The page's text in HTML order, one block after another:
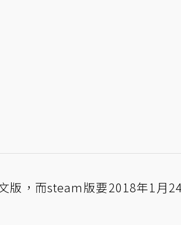
版，而steam版要2018年1月